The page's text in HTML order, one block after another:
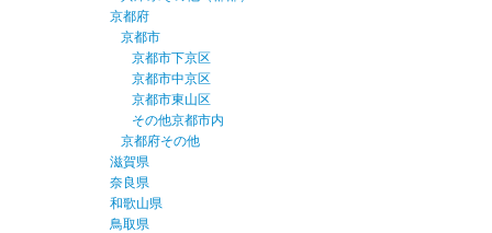
京都府
京都市
京都市下京区
京都市中京区
京都市東山区
その他京都市内
京都府その他
滋賀県
奈良県
和歌山県
鳥取県